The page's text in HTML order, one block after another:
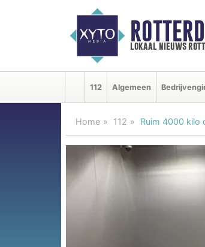
lokaal nieuws
112 Algemeen
Home 112 Ruim 4000 kilo